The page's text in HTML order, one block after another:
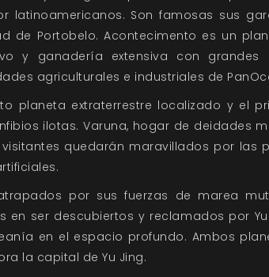
latinoamericanos. Son famosas sus
de Portobelo. Acontecimento es un
y ganadería extensiva con grandes
agriculturales e industriales de
planeta extraterrestre localizado y el
ilotas. Varuna, hogar de deidades
quedarán maravillados por las
por sus fuerzas de marea
en ser descubiertos y reclamados por
en el espacio profundo. Ambos
la capital de Yu Jing.